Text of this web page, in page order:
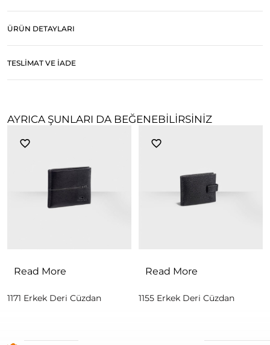
ÜRÜN DETAYLARI
TESLIMAT VE İADE
AYRICA ŞUNLARI DA BEĞENEBILIRSINIZ
Read More
1171 Erkek Deri Cüzdan
Read More
1155 Erkek Deri Cüzdan